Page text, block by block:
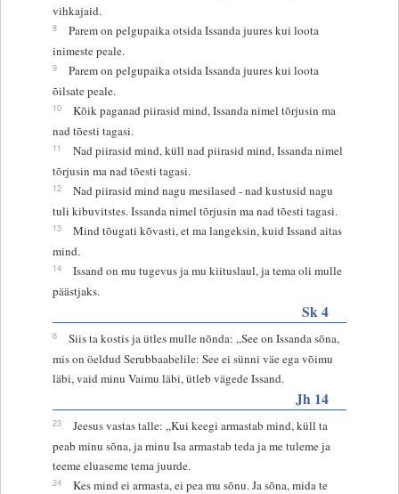
vihkajaid.
8
Parem on pelgupaika otsida Issanda juures kui loota
inimeste peale.
9
Parem on pelgupaika otsida Issanda juures kui loota
õilsate peale.
10
Kõik paganad piirasid mind, Issanda nimel tõrjusin ma
nad tõesti tagasi.
11
Nad piirasid mind, küll nad piirasid mind, Issanda nimel
tõrjusin ma nad tõesti tagasi.
12
Nad piirasid mind nagu mesilased - nad kustusid nagu
tuli kibuvitstes. Issanda nimel tõrjusin ma nad tõesti tagasi.
13
Mind tõugati kõvasti, et ma langeksin, kuid Issand aitas
mind.
14
Issand on mu tugevus ja mu kiituslaul, ja tema oli mulle
päästjaks.
Sk 4
6
Siis ta kostis ja ütles mulle nõnda: „See on Issanda sõna,
mis on öeldud Serubbaabelile: See ei sünni väe ega võimu
läbi, vaid minu Vaimu läbi, ütleb vägede Issand.
Jh 14
23
Jeesus vastas talle: „Kui keegi armastab mind, küll ta
peab minu sõna, ja minu Isa armastab teda ja me tuleme ja
teeme eluaseme tema juurde.
24
Kes mind ei armasta, ei pea mu sõnu. Ja sõna, mida te